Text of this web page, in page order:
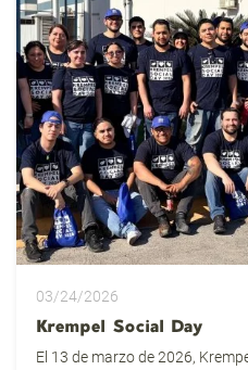
03/24/2026
Krempel Social Day
El 13 de marzo de 2026,